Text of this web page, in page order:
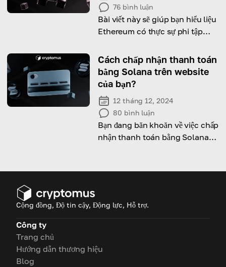
76 bình luận
Bài viết này sẽ giúp bạn hiểu liệu
Ethereum có thực sự phi tập
đó!
Cách chấp nhận thanh toán
bằng Solana trên website
của bạn?
12 tháng 12, 2024
80 bình luận
Bạn đang băn khoăn về việc chấp
nhận thanh toán bằng Solana?
Cộng đồng, Độ tin cậy, Động lực, Hỗ trợ.
Công ty
Trang chủ
Hướng dẫn thương hiệu
Blog